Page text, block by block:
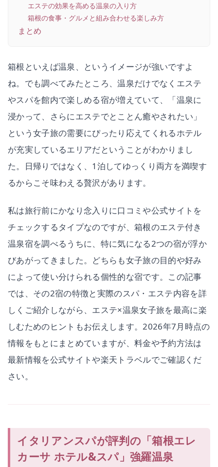
エステの効果を高める温泉の入り方
箱根の食事・グルメと組み合わせる楽しみ方
まとめ
箱根といえば温泉、というイメージが強いですよ
ね。でも調べてみたところ、温泉だけでなくエステ
やスパを館内で楽しめる宿が増えていて、「温泉に
浸かって、さらにエステでとことん癒やされたい」
という女子旅の需要にぴったり応えてくれるホテル
が充実しているエリアだということがわかりまし
た。日帰りではなく、1泊してゆっくり両方を満喫す
るからこそ味わえる贅沢があります。
私は旅行前にかなり念入りに口コミや公式サイトを
チェックするタイプなのですが、箱根のエステ付き
温泉宿を調べるうちに、特に気になる2つの宿が浮か
びあがってきました。どちらも女子旅の目的や好み
によって使い分けられる個性的な宿です。この記事
では、その2宿の特徴と実際のスパ・エステ内容を詳
しくご紹介しながら、エステ×温泉女子旅を最高に楽
しむためのヒントもお伝えします。2026年7月時点の
情報をもとにまとめていますが、料金や予約方法は
最新情報を公式サイトや楽天トラベルでご確認くだ
さい。
イタリアンスパが評判の「箱根エレ
カーサ ホテル&スパ」強羅温泉